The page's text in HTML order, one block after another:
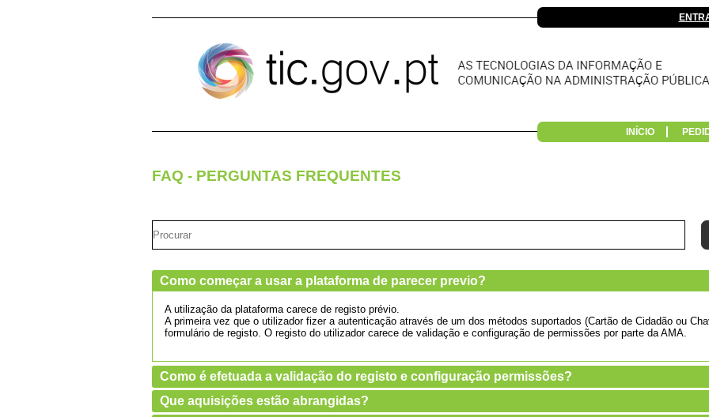
INÍCIO
FAQ - PERGUNTAS FREQUENTES
Como começar a usar a plataforma de parecer previo?
A utilização da plataforma carece de registo prévio.
A primeira vez que o utilizador fizer a autenticação através de um dos métodos suportados (Cartão de Cidadão ou
formulário de registo. O registo do utilizador carece de validação e configuração de permissões por parte da AMA.
Como é efetuada a validação do registo e configuração permissões?
Que aquisições estão abrangidas?